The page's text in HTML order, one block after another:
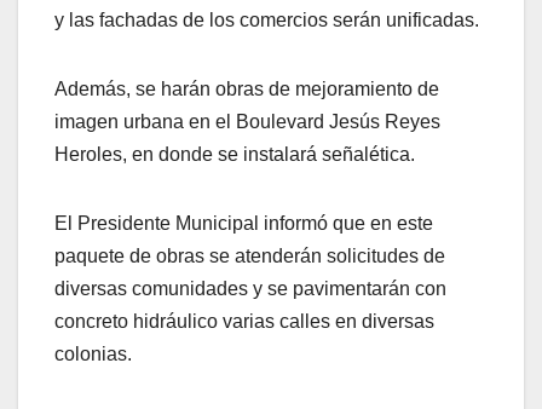
y las fachadas de los comercios serán unificadas.
Además, se harán obras de mejoramiento de
imagen urbana en el Boulevard Jesús Reyes
Heroles, en donde se instalará señalética.
El Presidente Municipal informó que en este
paquete de obras se atenderán solicitudes de
diversas comunidades y se pavimentarán con
concreto hidráulico varias calles en diversas
colonias.